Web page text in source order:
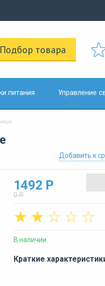
Подбор товара
питания Управление
Добавить к
1492 Р
0 Р
☆
☆
☆
☆
☆
В наличии
Краткие